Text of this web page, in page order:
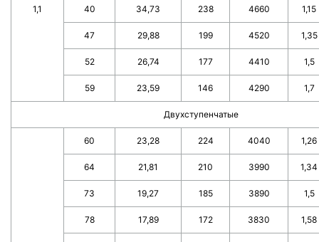
1,1 40 34,73 238 4660 1,15
47 29,88 199 4520 1,35
52 26,74 177 4410 1,5
59 23,59 146 4290 1,7
Двухступенчатые
60 23,28 224 4040 1,26
64 21,81 210 3990 1,34
73 19,27 185 3890 1,5
78 17,89 172 3830 1,58